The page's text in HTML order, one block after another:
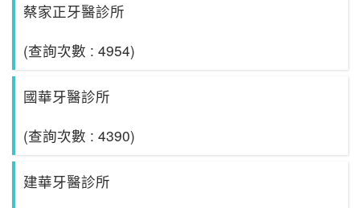
蔡家正牙醫診所
(查詢次數 : 4954)
國華牙醫診所
(查詢次數 : 4390)
建華牙醫診所